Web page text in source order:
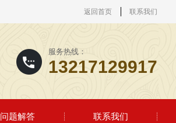
返回首页 联系我们
服务热线：
13217129917
问题解答 联系我们